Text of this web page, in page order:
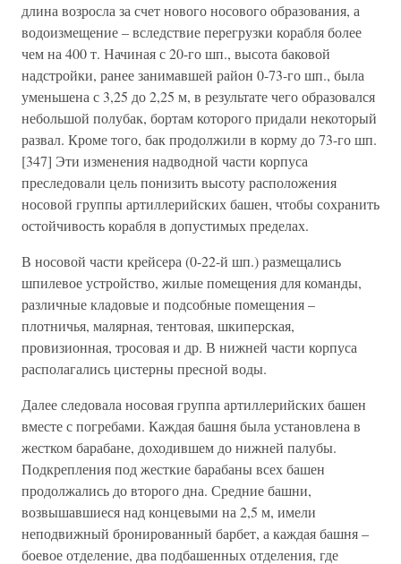
длина возросла за счет нового носового образования, а
водоизмещение – вследствие перегрузки корабля более
чем на 400 т. Начиная с 20-го шп., высота баковой
надстройки, ранее занимавшей район 0-73-го шп., была
уменьшена с 3,25 до 2,25 м, в результате чего образовался
небольшой полубак, бортам которого придали некоторый
развал. Кроме того, бак продолжили в корму до 73-го шп.
[347] Эти изменения надводной части корпуса
преследовали цель понизить высоту расположения
носовой группы артиллерийских башен, чтобы сохранить
остойчивость корабля в допустимых пределах.
В носовой части крейсера (0-22-й шп.) размещались
шпилевое устройство, жилые помещения для команды,
различные кладовые и подсобные помещения –
плотничья, малярная, тентовая, шкиперская,
провизионная, тросовая и др. В нижней части корпуса
располагались цистерны пресной воды.
Далее следовала носовая группа артиллерийских башен
вместе с погребами. Каждая башня была установлена в
жестком барабане, доходившем до нижней палубы.
Подкрепления под жесткие барабаны всех башен
продолжались до второго дна. Средние башни,
возвышавшиеся над концевыми на 2,5 м, имели
неподвижный бронированный барбет, а каждая башня –
боевое отделение, два подбашенных отделения, где